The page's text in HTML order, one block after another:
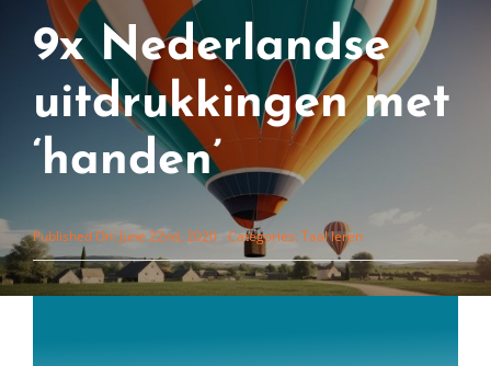
9x Nederlandse
uitdrukkingen met
‘handen’
Published On: June 22nd, 2020 Categories: Taal leren